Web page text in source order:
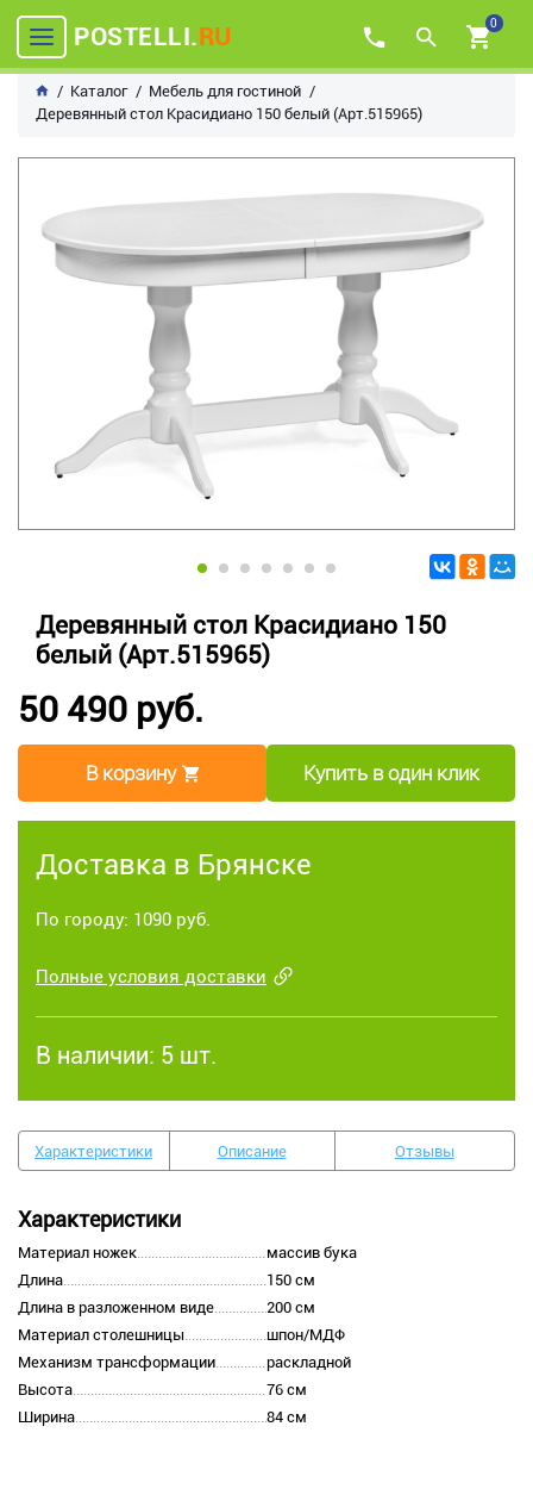
POSTELLI.RU 0
Каталог
Мебель для гостиной
Деревянный стол Красидиано 150 белый (Арт.515965)
Деревянный стол Красидиано 150
белый (Арт.515965)
50 490 руб.
В корзину Купить в один клик
Доставка в Брянске
По городу: 1090 руб.
Полные условия доставки
В наличии: 5 шт.
Характеристики Описание Отзывы
Характеристики
Материал ножек
массив бука
Длина
150 см
Длина в разложенном виде
200 см
Материал столешницы
шпон/МДФ
Механизм трансформации
раскладной
Высота
76 см
Ширина
84 см